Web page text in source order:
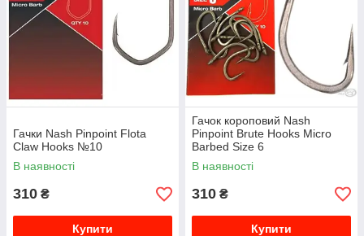
Гачки Nash Pinpoint Flota
Claw Hooks №10
В наявності
310 ₴
Купити
Гачок короповий Nash
Pinpoint Brute Hooks Micro
Barbed Size 6
В наявності
310 ₴
Купити